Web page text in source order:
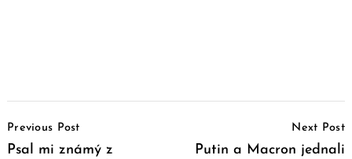
Navigation
Previous Post
Psal mi známý z
Next Post
Putin a Macron jednali